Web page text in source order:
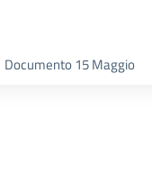
Documento 15 Maggio